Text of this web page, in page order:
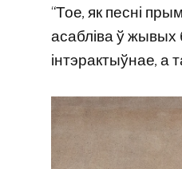
“Тое, як песні
асабліва ў жывых
інтэрактыўнае, а